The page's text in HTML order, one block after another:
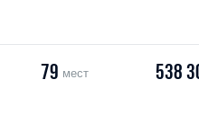
79 мест 538